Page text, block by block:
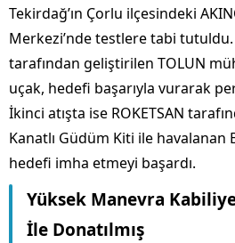
Tekirdağ’ın Çorlu ilçesindeki
Merkezi’nde testlere tabi tutuldu.
tarafından geliştirilen TOLUN
uçak, hedefi başarıyla vurarak
İkinci atışta ise ROKETSAN
Kanatlı Güdüm Kiti ile havalanan
hedefi imha etmeyi başardı.
Yüksek Manevra
İle Donatılmış